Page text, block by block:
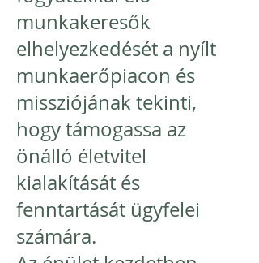
munkakeresők
elhelyezkedését a nyílt
munkaerőpiacon és
missziójának tekinti,
hogy támogassa az
önálló életvitel
kialakítását és
fenntartását ügyfelei
számára.